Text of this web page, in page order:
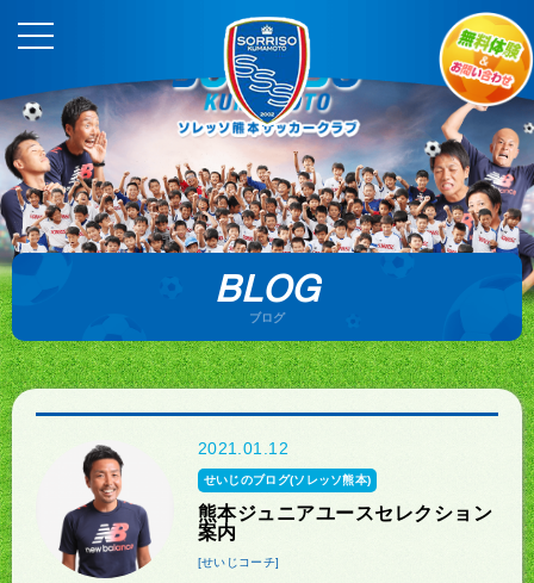
BLOG
ブログ
2021.01.12
せいじのブログ(ソレッソ熊本)
熊本ジュニアユースセレクション
案内
[せいじコーチ]